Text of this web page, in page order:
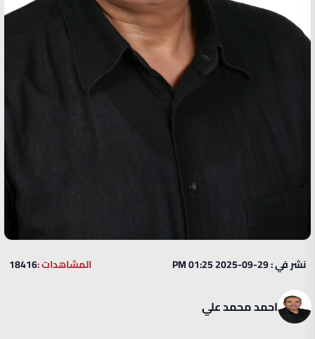
نشر في : 29-09-2025 01:25 PM المشاهدات :18416
احمد محمد علي